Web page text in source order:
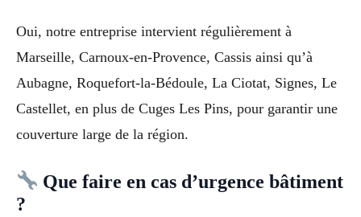
Oui, notre entreprise intervient régulièrement à
Marseille, Carnoux-en-Provence, Cassis ainsi qu’à
Aubagne, Roquefort-la-Bédoule, La Ciotat, Signes, Le
Castellet, en plus de Cuges Les Pins, pour garantir une
couverture large de la région.
Que faire en cas d’urgence bâtiment
?